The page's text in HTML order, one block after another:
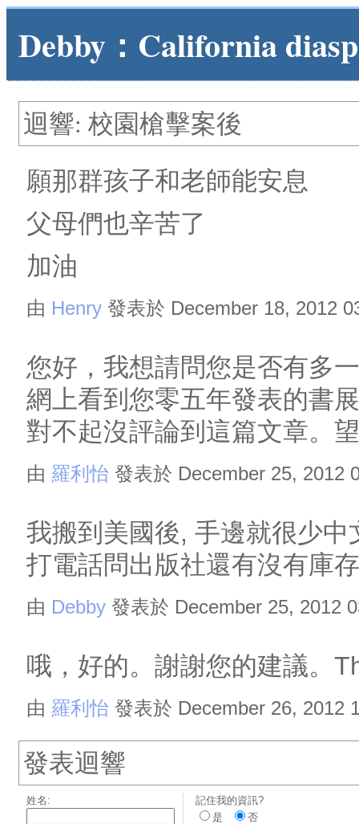
Debby：California
迴響: 校園槍擊案後
願那群孩子和老師能安息
父母們也辛苦了
加油
由 Henry 發表於 December 18, 2012
您好，我想請問您是否有多
網上看到您零五年發表的書
對不起沒評論到這篇文章。
由 羅利怡 發表於 December 25, 2012
我搬到美國後, 手邊就很少
打電話問出版社還有沒有庫
由 Debby 發表於 December 25, 2012
哦，好的。謝謝您的建議。
由 羅利怡 發表於 December 26, 2012
發表迴響
姓名:
記住我的資訊?
是
否